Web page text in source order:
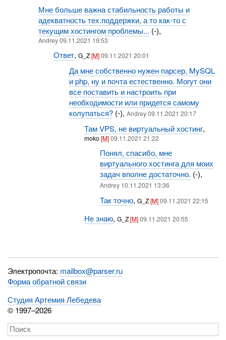
Мне больше важна стабильность работы и
адекватность тех.поддержки, а то как-то с
текущим хостингом проблемы... (-),
Andrey 09.11.2021 19:53
Ответ,G_Z[M]09.11.2021 20:01
Да мне собственно нужен парсер, MySQL
и php, ну и почта естественно. Могут они
все поставить и настроить при
необходимости или придется самому
колупаться?(-), Andrey 09.11.2021 20:17
Там VPS, не виртуальный хостинг,
moko[M]09.11.2021 21:22
Понял, спасибо, мне
виртуального хостинга для моих
задач вполне достаточно. (-),
Andrey 10.11.2021 13:36
Так точно, G_Z[M] 09.11.2021 22:15
Не знаю,G_Z[M]09.11.2021 20:55
Электропочта: mailbox@parser.ru
Форма обратной связи
Студия Артемия Лебедева
© 1997–2026